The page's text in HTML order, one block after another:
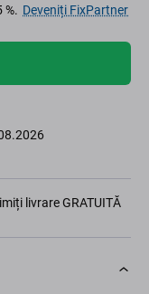
%. Deveniți FixPartner
livrare GRATUITĂ